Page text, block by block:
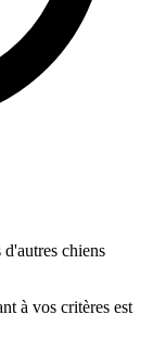
chiens
à vos critères est